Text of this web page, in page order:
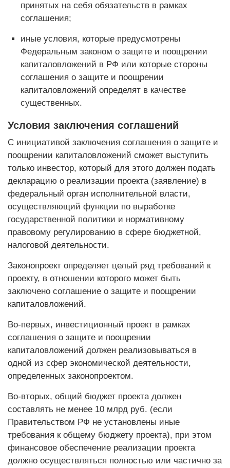
принятых на себя обязательств в рамках
соглашения;
иные условия, которые предусмотрены
Федеральным законом о защите и поощрении
капиталовложений в РФ или которые стороны
соглашения о защите и поощрении
капиталовложений определят в качестве
существенных.
Условия заключения соглашений
С инициативой заключения соглашения о защите и
поощрении капиталовложений сможет выступить
только инвестор, который для этого должен подать
декларацию о реализации проекта (заявление) в
федеральный орган исполнительной власти,
осуществляющий функции по выработке
государственной политики и нормативному
правовому регулированию в сфере бюджетной,
налоговой деятельности.
Законопроект определяет целый ряд требований к
проекту, в отношении которого может быть
заключено соглашение о защите и поощрении
капиталовложений.
Во-первых, инвестиционный проект в рамках
соглашения о защите и поощрении
капиталовложений должен реализовываться в
одной из сфер экономической деятельности,
определенных законопроектом.
Во-вторых, общий бюджет проекта должен
составлять не менее 10 млрд руб. (если
Правительством РФ не установлены иные
требования к общему бюджету проекта), при этом
финансовое обеспечение реализации проекта
должно осуществляться полностью или частично за